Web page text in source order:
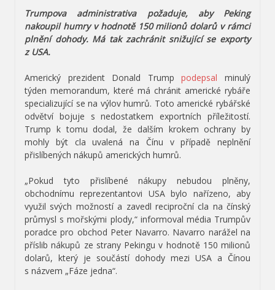
Trumpova administrativa požaduje, aby Peking
nakoupil humry v hodnotě 150 milionů dolarů v rámci
plnění dohody. Má tak zachránit snižující se exporty
z USA.
Americký prezident Donald Trumppodepsal minulý
týden memorandum, které má chránit americké rybáře
specializující se na výlov humrů. Toto americké rybářské
odvětví bojuje s nedostatkem exportních příležitostí.
Trump k tomu dodal, že dalším krokem ochrany by
mohly být cla uvalená na Čínu v případě neplnění
přislíbených nákupů amerických humrů.
„Pokud tyto přislíbené nákupy nebudou plněny,
obchodnímu reprezentantovi USA bylo nařízeno, aby
využil svých možností a zavedl reciproční cla na čínský
průmysl s mořskými plody,“ informoval média Trumpův
poradce pro obchod Peter Navarro. Navarro narážel na
příslib nákupů ze strany Pekingu v hodnotě 150 milionů
dolarů, který je součástí dohody mezi USA a Čínou
s názvem „Fáze jedna“.